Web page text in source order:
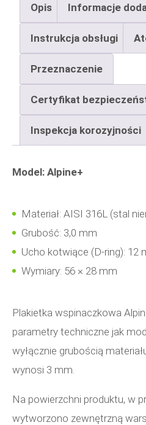
Opis Informacje
Instrukcja obsługi
Przeznaczenie
Certyfikat
Inspekcja korozyjności
Model: Alpine+
Materiał: AISI 316L (stal
Grubość: 3,0 mm
Ucho kotwiące (D-ring): 12
Wymiary: 56 × 28 mm
Plakietka wspinaczkowa
parametry techniczne jak
wyłącznie grubością
wynosi 3 mm.
Na powierzchni produktu, w
wytworzono zewnętrzną